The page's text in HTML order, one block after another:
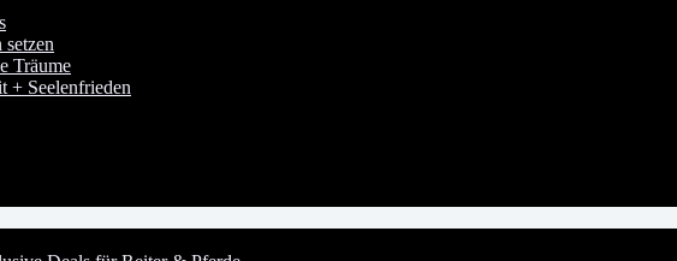
Träume
+ Seelenfrieden